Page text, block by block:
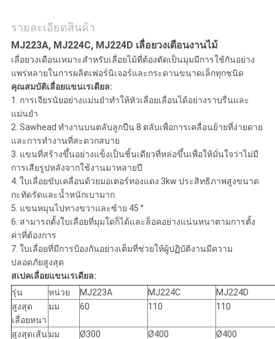
รายละเอียดสินค้า
MJ223A, MJ224C, MJ224D เลื่อยวงเดือนงานไม้
เลื่อยวงเดือนเหมาะสำหรับเลื่อยไม้ที่ต้องตัดเป็นมุมมีการใช้กันอย่าง
แพร่หลายในการผลิตเฟอร์นิเจอร์และกระดานขนาดเล็กทุกชนิด
คุณสมบัติเลื่อยแขนเรเดียล:
1. การเจียรนัยอย่างแม่นยำทำให้หัวเลื่อยเลื่อนได้อย่างราบรื่นและ
แม่นยำ
2. Sawhead ทำงานบนตลับลูกปืน 8 ตลับเพื่อการเคลื่อนย้ายที่ง่ายดาย
และการทำงานที่สะดวกสบาย
3. แขนที่สร้างขึ้นอย่างแข็งเป็นชิ้นเดียวที่หล่อขึ้นเพื่อให้มั่นใจว่าไม่มี
การเสียรูปหลังจากใช้งานมาหลายปี
4. ใบเลื่อยขับเคลื่อนด้วยมอเตอร์ทองแดง 3kw ประสิทธิภาพสูงขนาด
กะทัดรัดและน้ำหนักเบามาก
5. แขนหมุนไปทางขวาและซ้าย 45 °
6. สามารถตั้งใบเลื่อยที่มุมใดก็ได้และล็อคอย่างแน่นหนาตามการตั้ง
ค่าที่ต้องการ
7. ใบเลื่อยที่มีการป้องกันอย่างเต็มที่ช่วยให้ผู้ปฏิบัติงานมีความ
ปลอดภัยสูงสุด
สเปคเลื่อยแขนเรเดียล:
รุ่น
หน่วย MJ223A MJ224C
MJ224D
สูงสุด
เลื่อยหนา
มม 60 110 110
สูงสุดเส้น มม Ø300 Ø400 Ø400